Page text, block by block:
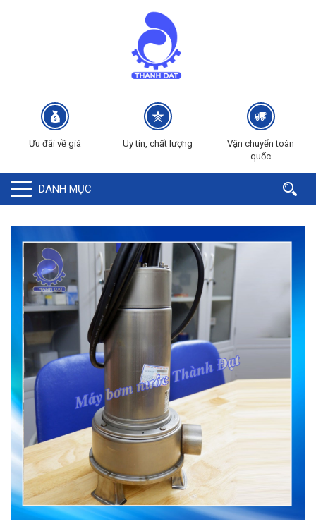
Ưu đãi về giá Uy tín, chất lượng
Vận chuyển toàn
quốc
DANH MỤC